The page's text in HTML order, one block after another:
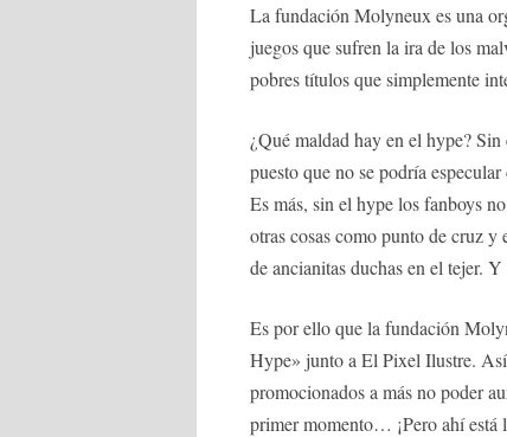
La fundación Molyneux es una
juegos que sufren la ira de los
pobres títulos que simplemente
¿Qué maldad hay en el hype?
puesto que no se podría
Es más, sin el hype los fanboys
otras cosas como punto de cruz
de ancianitas duchas en el tejer.
Es por ello que la fundación
Hype» junto a El Pixel Ilustre.
promocionados a más no poder
primer momento… ¡Pero ahí está